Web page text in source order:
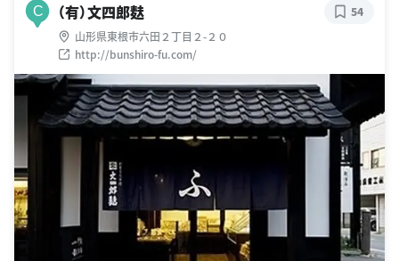
C （有）文四郎麸
山形県東根市六田２丁目２-２０
http://bunshiro-fu.com/
54